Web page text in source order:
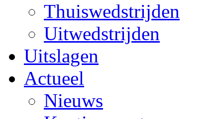
Thuiswedstrijden
Uitwedstrijden
Uitslagen
Actueel
Nieuws